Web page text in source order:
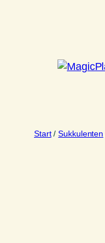
Start/Sukkulenten